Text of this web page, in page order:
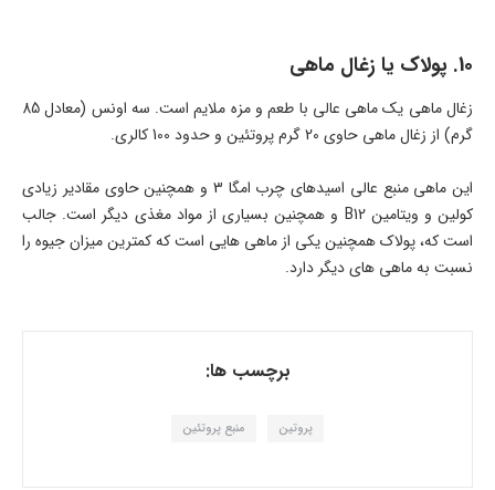
10. پولاک یا زغال ماهی
زغال ماهی یک ماهی عالی با طعم و مزه ملایم است. سه اونس (معادل 85
گرم) از زغال ماهی حاوی 20 گرم پروتئین و حدود 100 کالری.
این ماهی منبع عالی اسیدهای چرب امگا 3 و همچنین حاوی مقادیر زیادی
کولین و ویتامین B12 و همچنین بسیاری از مواد مغذی دیگر است. جالب
است که، پولاک همچنین یکی از ماهی هایی است که کمترین میزان جیوه را
نسبت به ماهی های دیگر دارد.
برچسب ها:
پروتین منبع پروتئین